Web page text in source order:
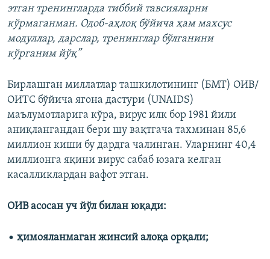
этган тренингларда тиббий тавсияларни
кўрмаганман. Одоб-аҳлоқ бўйича ҳам махсус
модуллар, дарслар, тренинглар бўлганини
кўрганим йўқ”
Бирлашган миллатлар ташкилотининг (БМТ) ОИВ/
ОИТС бўйича ягона дастури (UNAIDS)
маълумотларига кўра, вирус илк бор 1981 йили
аниқлангандан бери шу вақтгача тахминан 85,6
миллион киши бу дардга чалинган. Уларнинг 40,4
миллионга яқини вирус сабаб юзага келган
касалликлардан вафот этган.
ОИВ асосан уч йўл билан юқади:
• ҳимояланмаган жинсий алоқа орқали;